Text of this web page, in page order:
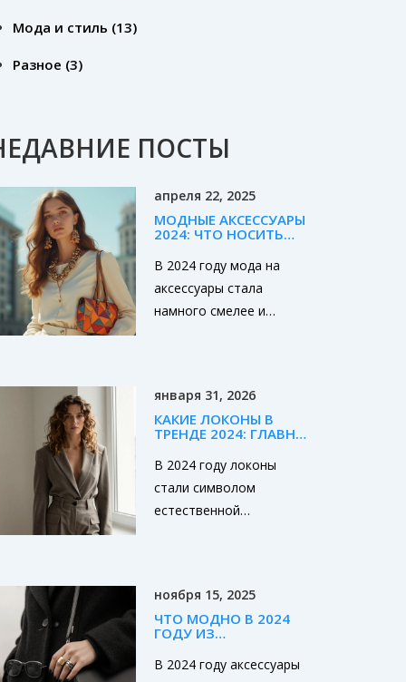
Мода и стиль (13)
Разное (3)
ПОСТЫ
апреля 22, 2025
МОДНЫЕ АКСЕССУАРЫ
2024: ЧТО НОСИТЬ
В 2024 году мода на
аксессуары стала
намного смелее и
украшений до необычных
сумок. Узнаете, какие
детали способны
моментально обновить
даже базовый гардероб.
Простые советы помогут
интересное без
запутанных терминов.
января 31, 2026
КАКИЕ ЛОКОНЫ В
ТРЕНДЕ 2024: ГЛАВНЫЕ
НОСИТЬ
В 2024 году локоны
стали символом
естественной
кудри - без лака и
перегруза. Узнайте, как
их делать и как носить.
ноября 15, 2025
ЧТО МОДНО В 2024
ГОДУ ИЗ
ТРЕНДЫ, КОТОРЫЕ
РЕАЛЬНО НОСЯТ
В 2024 году аксессуары